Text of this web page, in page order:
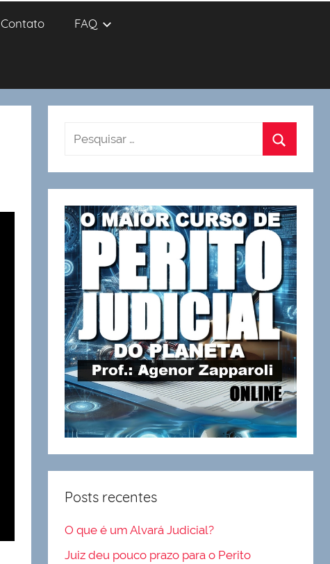
Contato FAQ
Posts recentes
O que é um Alvará Judicial?
Juiz deu pouco prazo para o Perito